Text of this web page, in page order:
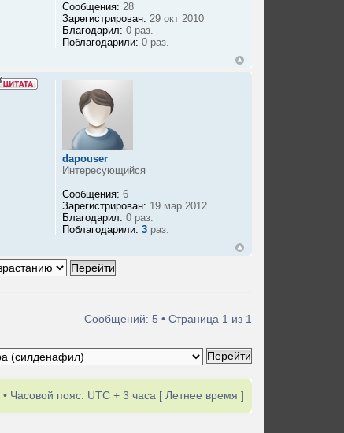
Сообщения: 28
Зарегистрирован: 29 окт 2010
Благодарил: 0 раз.
Поблагодарили: 0 раз.
dapouser
Интересующийся
Сообщения: 6
Зарегистрирован: 19 мар 2012
Благодарил: 0 раз.
Поблагодарили: 3 раз.
Сообщений: 5 • Страница 1 из 1
• Часовой пояс: UTC + 3 часа [ Летнее время ]